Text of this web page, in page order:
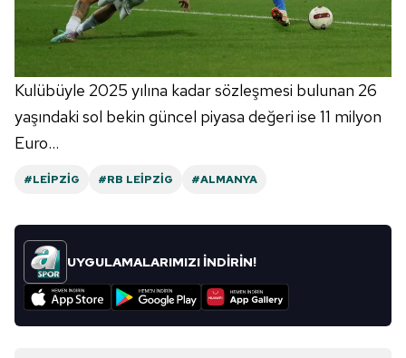
Kulübüyle 2025 yılına kadar sözleşmesi bulunan 26
yaşındaki sol bekin güncel piyasa değeri ise 11 milyon
Euro...
#LEIPZIG #RB LEIPZIG #ALMANYA
UYGULAMALARIMIZI İNDİRİN!